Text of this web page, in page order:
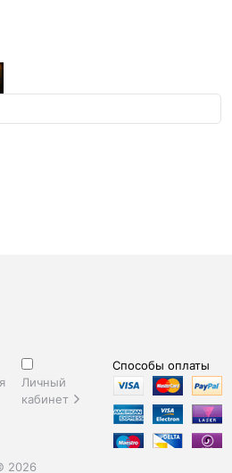
Личный
кабинет
Способы оплаты
2026